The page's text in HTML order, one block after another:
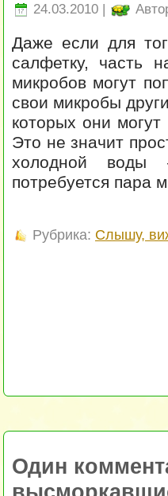
24.03.2010 |
Даже если для
салфетку, часть
микробов могут
свои микробы
которых они
Это не значит
холодной воды
потребуется пара
Рубрика: Слышу,
Один